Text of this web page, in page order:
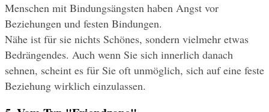
Menschen mit Bindungsängsten haben Angst vor
Beziehungen und festen Bindungen.
Nähe ist für sie nichts Schönes, sondern vielmehr etwas
Bedrängendes. Auch wenn Sie sich innerlich danach
sehnen, scheint es für Sie oft unmöglich, sich auf eine feste
Beziehung wirklich einzulassen.